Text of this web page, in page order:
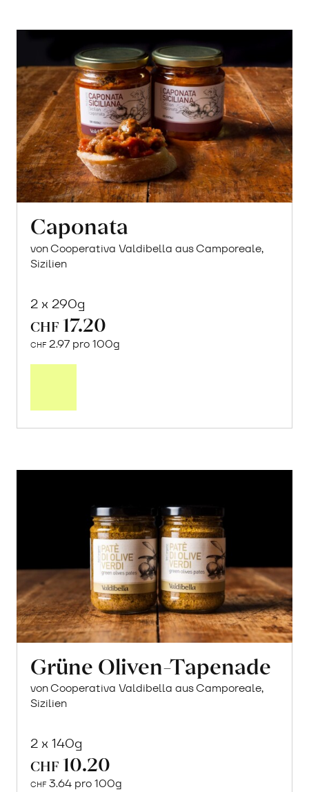
Caponata
von Cooperativa Valdibella aus Camporeale,
Sizilien
2 x 290g
CHF 17.20
CHF 2.97 pro 100g
Grüne Oliven-Tapenade
von Cooperativa Valdibella aus Camporeale,
Sizilien
2 x 140g
CHF 10.20
CHF 3.64 pro 100g